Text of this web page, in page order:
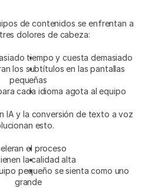
de contenidos se enfrentan a
dolores de cabeza:
tiempo y cuesta demasiado
los subtítulos en las pantallas
pequeñas
cada idioma agota al equipo
IA y la conversión de texto a voz
esto.
el proceso
la calidad alta
pequeño se sienta como uno
grande